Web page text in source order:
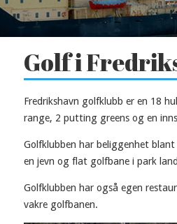
Golf i
Fredrikshavn golfklubb er en 18
range, 2 putting greens og en
Golfklubben har beliggenhet
en jevn og flat golfbane i park
Golfklubben har også egen
vakre golfbanen.